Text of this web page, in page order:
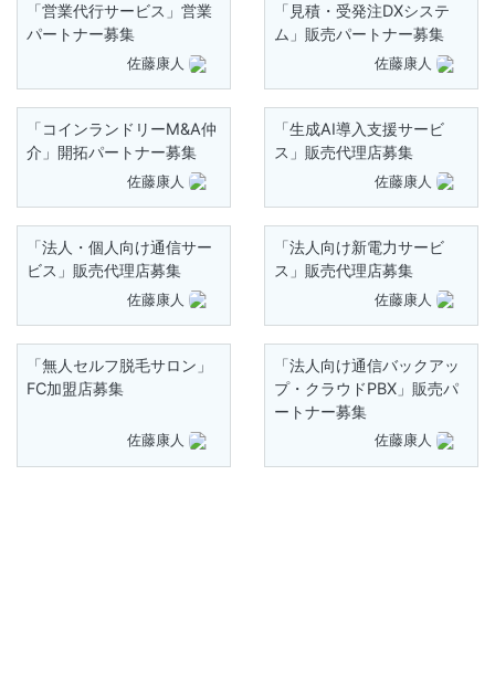
「営業代行サービス」営業
パートナー募集
佐藤康人
「見積・受発注DXシステ
ム」販売パートナー募集
佐藤康人
「コインランドリーM&A仲
介」開拓パートナー募集
佐藤康人
「生成AI導入支援サービ
ス」販売代理店募集
佐藤康人
「法人・個人向け通信サー
ビス」販売代理店募集
佐藤康人
「法人向け新電力サービ
ス」販売代理店募集
佐藤康人
「無人セルフ脱毛サロン」
FC加盟店募集
佐藤康人
「法人向け通信バックアッ
プ・クラウドPBX」販売パ
ートナー募集
佐藤康人